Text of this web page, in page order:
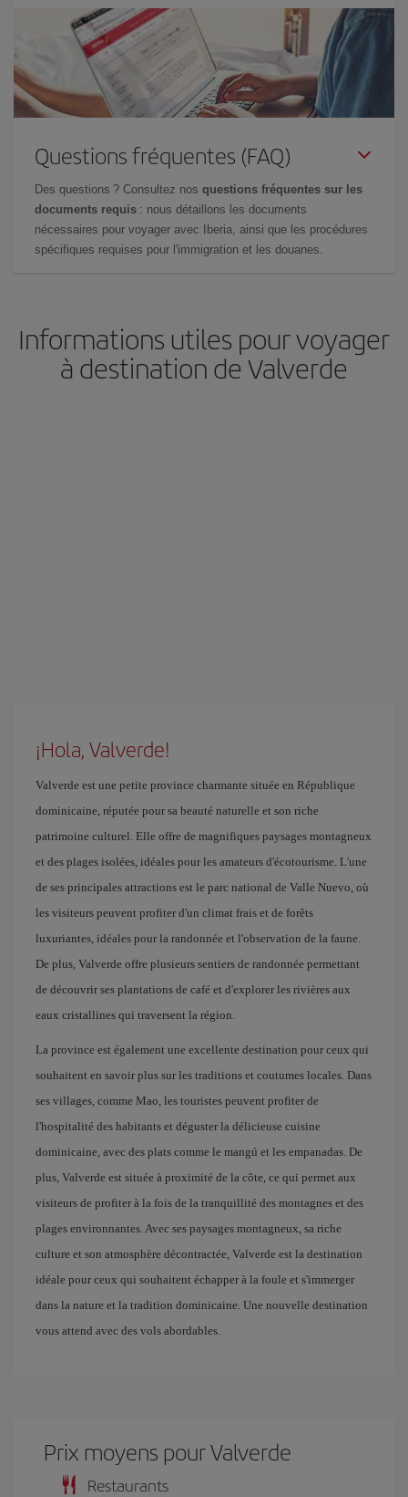
Questions fréquentes (FAQ)
Des questions ? Consultez nos questions fréquentes sur les
documents requis : nous détaillons les documents
nécessaires pour voyager avec Iberia, ainsi que les procédures
spécifiques requises pour l'immigration et les douanes.
Informations utiles pour voyager
à destination de Valverde
¡Hola, Valverde!
Valverde est une petite province charmante située en République
dominicaine, réputée pour sa beauté naturelle et son riche
patrimoine culturel. Elle offre de magnifiques paysages montagneux
et des plages isolées, idéales pour les amateurs d'écotourisme. L'une
de ses principales attractions est le parc national de Valle Nuevo, où
les visiteurs peuvent profiter d'un climat frais et de forêts
luxuriantes, idéales pour la randonnée et l'observation de la faune.
De plus, Valverde offre plusieurs sentiers de randonnée permettant
de découvrir ses plantations de café et d'explorer les rivières aux
eaux cristallines qui traversent la région.
La province est également une excellente destination pour ceux qui
souhaitent en savoir plus sur les traditions et coutumes locales. Dans
ses villages, comme Mao, les touristes peuvent profiter de
l'hospitalité des habitants et déguster la délicieuse cuisine
dominicaine, avec des plats comme le mangú et les empanadas. De
plus, Valverde est située à proximité de la côte, ce qui permet aux
visiteurs de profiter à la fois de la tranquillité des montagnes et des
plages environnantes. Avec ses paysages montagneux, sa riche
culture et son atmosphère décontractée, Valverde est la destination
idéale pour ceux qui souhaitent échapper à la foule et s'immerger
dans la nature et la tradition dominicaine. Une nouvelle destination
vous attend avec des vols abordables.
Prix ​​moyens pour Valverde
Restaurants